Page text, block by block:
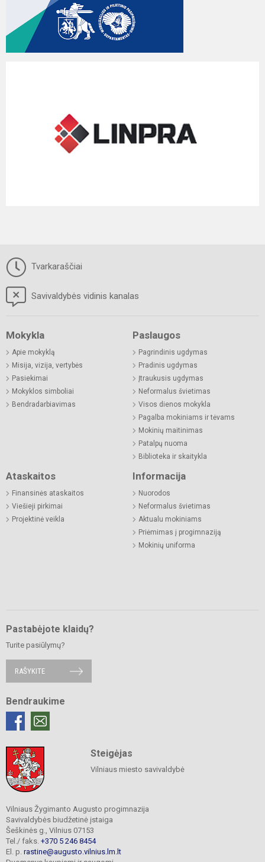
Tvarkaraščiai
Savivaldybės vidinis kanalas
Mokykla
Apie mokyklą
Misija, vizija, vertybės
Pasiekimai
Mokyklos simboliai
Bendradarbiavimas
Paslaugos
Pagrindinis ugdymas
Pradinis ugdymas
Įtraukusis ugdymas
Neformalus švietimas
Visos dienos mokykla
Pagalba mokiniams ir tėvams
Mokinių maitinimas
Patalpų nuoma
Biblioteka ir skaitykla
Ataskaitos
Finansinės ataskaitos
Viešieji pirkimai
Projektinė veikla
Informacija
Nuorodos
Neformalus švietimas
Aktualu mokiniams
Priėmimas į progimnaziją
Mokinių uniforma
Pastabėjote klaidų?
Turite pasiūlymų?
RAŠYKITE
Bendraukime
Steigėjas
Vilniaus miesto savivaldybė
Vilniaus Žygimanto Augusto progimnazija
Savivaldybės biudžetinė įstaiga
Šeškinės g., Vilnius 07153
Tel./ faks. +370 5 246 8454
El. p. rastine@augusto.vilnius.lm.lt